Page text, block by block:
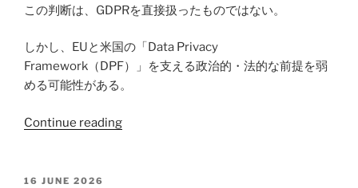
リ
ム”
この判断は、GDPRを直接扱ったものではない。
しかし、EUと米国の「Data Privacy
Framework（DPF）」を支える政治的・法的な前提を弱
める可能性がある。
Continue reading“米
POSTED
16 JUNE 2026